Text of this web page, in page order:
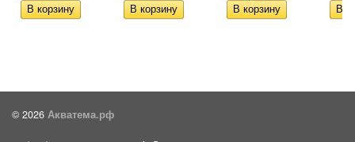
© 2026 Акватема.рф